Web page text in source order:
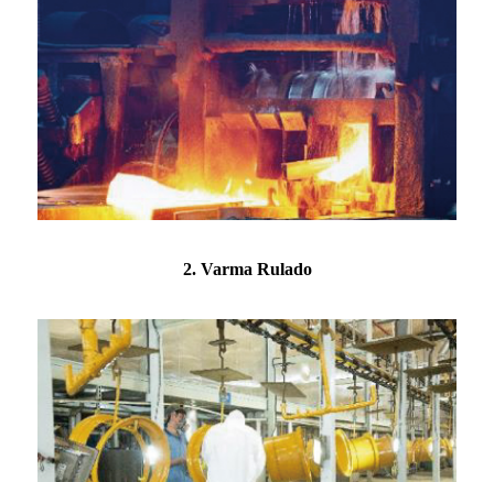
2. Varma Rulado